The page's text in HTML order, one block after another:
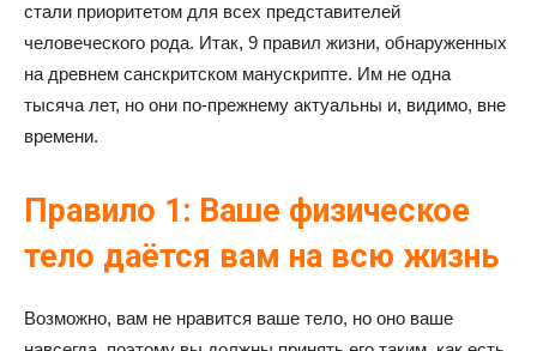
стали приоритетом для всех представителей
человеческого рода. Итак, 9 правил жизни, обнаруженных
на древнем санскритском манускрипте. Им не одна
тысяча лет, но они по-прежнему актуальны и, видимо, вне
времени.
Правило 1: Ваше физическое
тело даётся вам на всю жизнь
Возможно, вам не нравится ваше тело, но оно ваше